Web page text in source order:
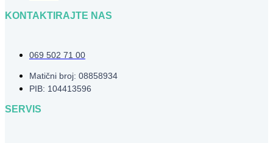
KONTAKTIRAJTE NAS
069 502 71 00
Matični broj: 08858934
PIB: 104413596
SERVIS